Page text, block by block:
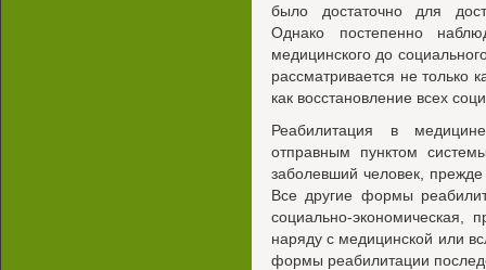
было достаточно для
Однако постепенно
медицинского до
рассматривается не только
как восстановление всех
Реабилитация в
отправным пунктом
заболевший человек,
Все другие формы
социально-экономическая,
наряду с медицинской или
формы реабилитации